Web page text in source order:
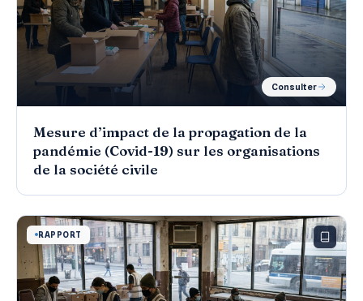
Consulter
Mesure d’impact de la propagation de la
pandémie (Covid-19) sur les organisations
de la société civile
RAPPORT